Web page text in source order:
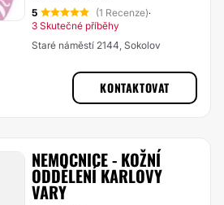
5 (1 Recenze)·
3 Skutečné příběhy
Staré náměstí 2144, Sokolov
KONTAKTOVAT
NEMOCNICE - KOŽNÍ
ODDĚLENÍ KARLOVY
VARY